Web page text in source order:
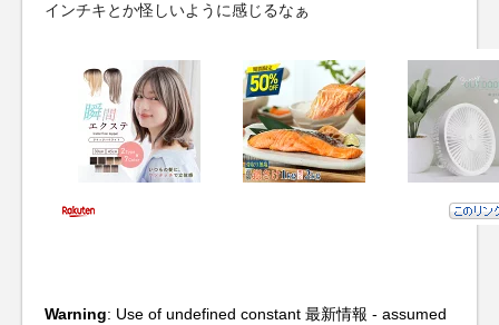
インチキとか怪しいように感じるなぁ
Warning: Use of undefined constant 最新情報 - assumed